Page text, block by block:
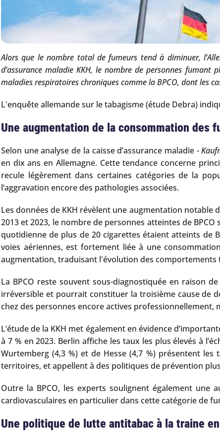
Alors que le nombre total de fumeurs tend à diminuer,
d’assurance maladie KKH, le nombre de personnes fumant
maladies respiratoires chroniques comme la BPCO, dont les
L'enquête allemande sur le tabagisme (étude Debra)
Une augmentation de la consommation des
Selon une analyse de la caisse d’assurance maladie -
en dix ans en Allemagne. Cette tendance concerne
recule légèrement dans certaines catégories de la
l’aggravation encore des pathologies associées.
Les données de KKH révèlent une augmentation
2013 et 2023, le nombre de personnes atteintes de
quotidienne de plus de 20 cigarettes étaient atteints de
voies aériennes, est fortement liée à une
augmentation, traduisant l'évolution des comportements
La BPCO reste souvent sous-diagnostiquée en raison
irréversible et pourrait constituer la troisième cause de
chez des personnes encore actives professionnellement,
L’étude de la KKH met également en évidence
à 7 % en 2023. Berlin affiche les taux les plus élevés à
Wurtemberg (4,3 %) et de Hesse (4,7 %) présentent
territoires, et appellent à des politiques de prévention
Outre la BPCO, les experts soulignent également une
cardiovasculaires en particulier dans cette catégorie de
Une politique de lutte antitabac à la traine